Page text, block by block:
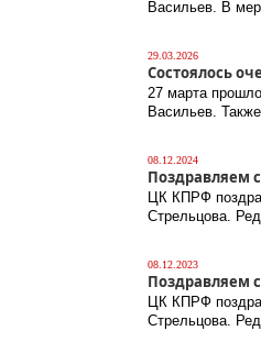
Васильев. В
29.03.2026
Состоялось
27 марта
Васильев.
08.12.2024
Поздравляем
ЦК КПРФ
Стрельцова.
08.12.2023
Поздравляем
ЦК КПРФ
Стрельцова.